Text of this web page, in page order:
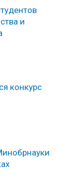
и
конкурс